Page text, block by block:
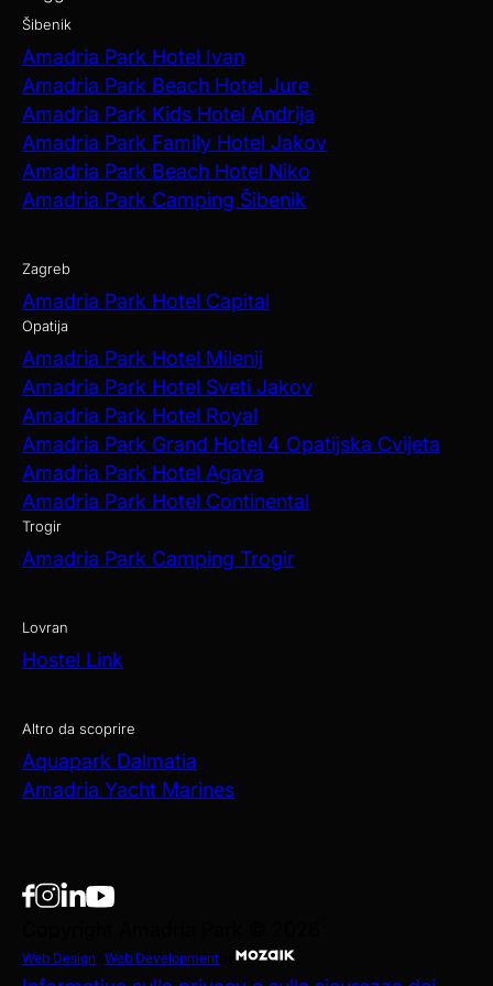
Šibenik
Amadria Park Hotel Ivan
Amadria Park Beach Hotel Jure
Amadria Park Kids Hotel Andrija
Amadria Park Family Hotel Jakov
Amadria Park Beach Hotel Niko
Amadria Park Camping Šibenik
Zagreb
Amadria Park Hotel Capital
Opatija
Amadria Park Hotel Milenij
Amadria Park Hotel Sveti Jakov
Amadria Park Hotel Royal
Amadria Park Grand Hotel 4 Opatijska Cvijeta
Amadria Park Hotel Agava
Amadria Park Hotel Continental
Trogir
Amadria Park Camping Trogir
Lovran
Hostel Link
Altro da scoprire
Aquapark Dalmatia
Amadria Yacht Marines
Web Design Web Development